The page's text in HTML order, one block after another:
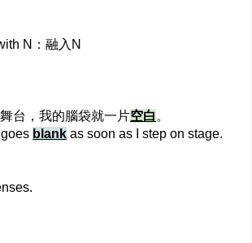
N：融入N
台，我的腦袋就一片空白 。
blank as soon as I step on stage.